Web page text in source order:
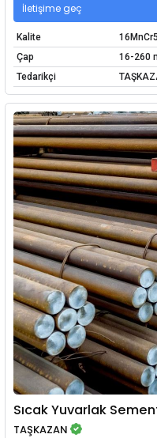
İletişime geç
Kalite
Çap
16-260
Tedarikçi
Sıcak Yuvarlak
TAŞKAZAN